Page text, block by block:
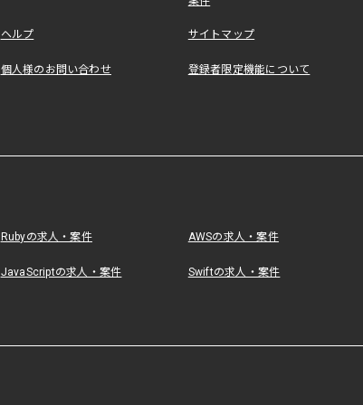
ヘルプ サイトマップ
個人様のお問い合わせ 登録者限定機能について
Rubyの求人・案件 AWSの求人・案件
JavaScriptの求人・案件 Swiftの求人・案件